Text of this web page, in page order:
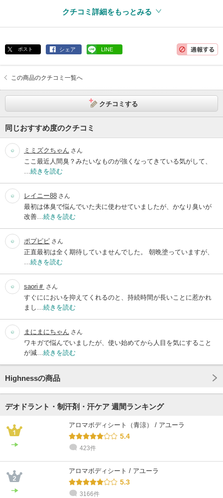
クチコミ詳細をもっとみる
ポスト シェア LINE
この商品のクチコミ一覧へ
クチコミする
同じおすすめ度のクチコミ
ミミズクちゃん さん
ここ最近人間臭？みたいなものが強くなってきている気がして、
続きを読む
レイニー88 さん
最初は体臭で悩んでいた夫に使わせていましたが、かなり臭いが
改善… 続きを読む
ポプピピ さん
正直最初は全く期待していませんでした。 朝晩塗っていますが、
続きを読む
saori＃ さん
すぐににおいを抑えてくれるのと、持続時間が長いことに惹かれ
まし… 続きを読む
まにまにちゃん さん
ワキガで悩んでいましたが、使い始めてから人目を気にすること
が減… 続きを読む
Highnessの商品
デオドラント・制汗剤・汗ケア 週間ランキング
アロマボディシート（青涼） / アユーラ
5.4
423件
アロマボディシート / アユーラ
5.3
3166件